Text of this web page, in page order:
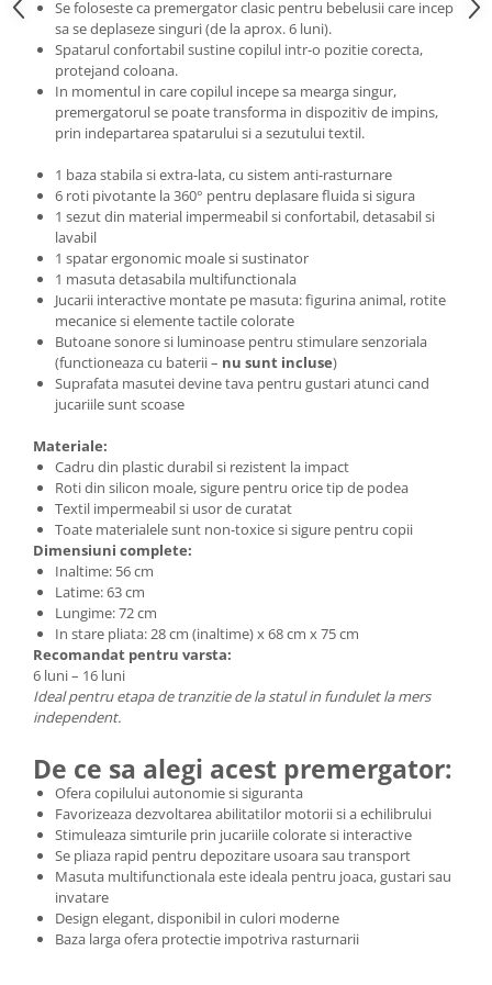
Se foloseste ca premergator clasic pentru bebelusii care incep
sa se deplaseze singuri (de la aprox. 6 luni).
Spatarul confortabil sustine copilul intr-o pozitie corecta,
protejand coloana.
In momentul in care copilul incepe sa mearga singur,
premergatorul se poate transforma in dispozitiv de impins,
prin indepartarea spatarului si a sezutului textil.
1 baza stabila si extra-lata, cu sistem anti-rasturnare
6 roti pivotante la 360° pentru deplasare fluida si sigura
1 sezut din material impermeabil si confortabil, detasabil si
lavabil
1 spatar ergonomic moale si sustinator
1 masuta detasabila multifunctionala
Jucarii interactive montate pe masuta: figurina animal, rotite
mecanice si elemente tactile colorate
Butoane sonore si luminoase pentru stimulare senzoriala
(functioneaza cu baterii – nu sunt incluse)
Suprafata masutei devine tava pentru gustari atunci cand
jucariile sunt scoase
Materiale:
Cadru din plastic durabil si rezistent la impact
Roti din silicon moale, sigure pentru orice tip de podea
Textil impermeabil si usor de curatat
Toate materialele sunt non-toxice si sigure pentru copii
Dimensiuni complete:
Inaltime: 56 cm
Latime: 63 cm
Lungime: 72 cm
In stare pliata: 28 cm (inaltime) x 68 cm x 75 cm
Recomandat pentru varsta:
6 luni – 16 luni
Ideal pentru etapa de tranzitie de la statul in fundulet la mers
independent.
De ce sa alegi acest premergator:
Ofera copilului autonomie si siguranta
Favorizeaza dezvoltarea abilitatilor motorii si a echilibrului
Stimuleaza simturile prin jucariile colorate si interactive
Se pliaza rapid pentru depozitare usoara sau transport
Masuta multifunctionala este ideala pentru joaca, gustari sau
invatare
Design elegant, disponibil in culori moderne
Baza larga ofera protectie impotriva rasturnarii